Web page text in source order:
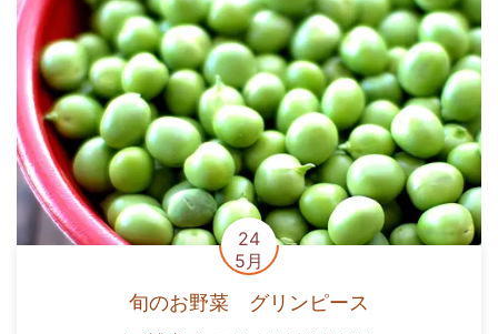
24
5月
旬のお野菜 グリンピース